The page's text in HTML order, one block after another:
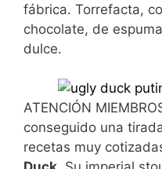
fábrica. Torrefacta,
chocolate, de
dulce.
ATENCIÓN
conseguido una
recetas muy